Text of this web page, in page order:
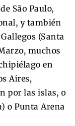
São Paulo,
y también
(Santa
muchos
en
Aires,
por las islas, o
o Punta Arena